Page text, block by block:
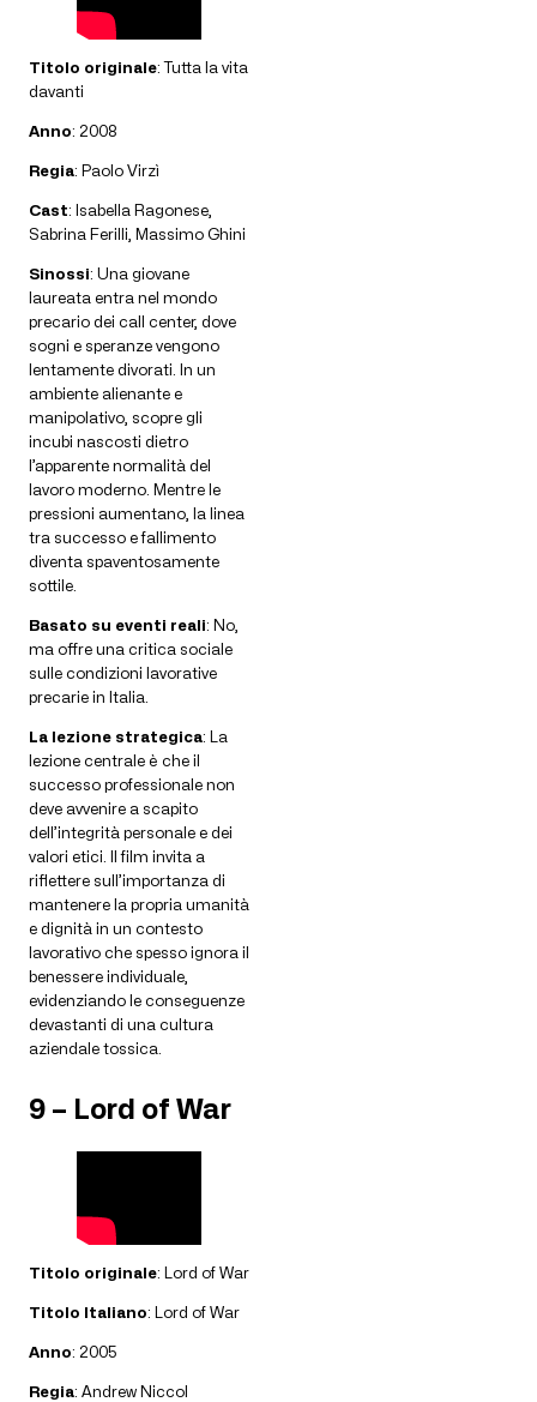
Titolo originale: Tutta la vita
davanti
Anno: 2008
Regia: Paolo Virzì
Cast: Isabella Ragonese,
Sabrina Ferilli, Massimo Ghini
Sinossi: Una giovane
laureata entra nel mondo
precario dei call center, dove
sogni e speranze vengono
lentamente divorati. In un
ambiente alienante e
manipolativo, scopre gli
incubi nascosti dietro
l’apparente normalità del
lavoro moderno. Mentre le
pressioni aumentano, la linea
tra successo e fallimento
diventa spaventosamente
sottile.
Basato su eventi reali: No,
ma offre una critica sociale
sulle condizioni lavorative
precarie in Italia.
La lezione strategica: La
lezione centrale è che il
successo professionale non
deve avvenire a scapito
dell’integrità personale e dei
valori etici. Il film invita a
riflettere sull’importanza di
mantenere la propria umanità
e dignità in un contesto
lavorativo che spesso ignora il
benessere individuale,
evidenziando le conseguenze
devastanti di una cultura
aziendale tossica.
9 – Lord of War
Titolo originale: Lord of War
Titolo Italiano: Lord of War
Anno: 2005
Regia: Andrew Niccol